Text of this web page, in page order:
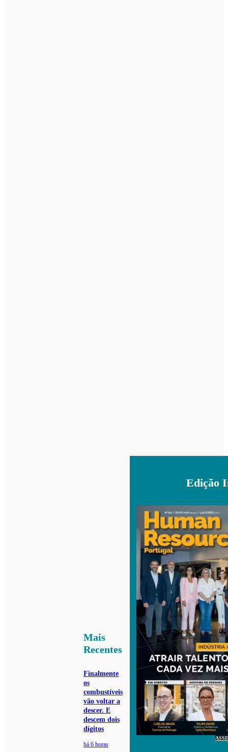
Mais
Recentes
Finalmente
os
combustíveis
vão voltar a
descer. E
descem dois
dígitos
há 6 horas
Edição